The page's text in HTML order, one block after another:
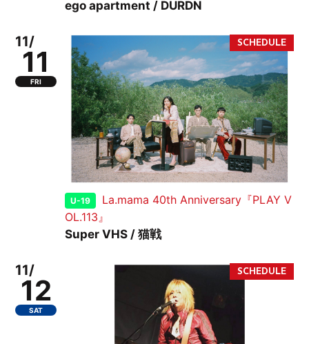
ego apartment / DURDN
11/
11
FRI
U-19
La.mama 40th Anniversary『PLAY V
OL.113』
Super VHS / 猫戦
11/
12
SAT